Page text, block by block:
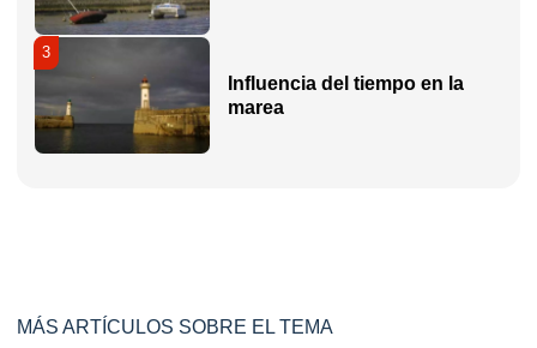
3
Influencia del tiempo en la
marea
MÁS ARTÍCULOS SOBRE EL TEMA